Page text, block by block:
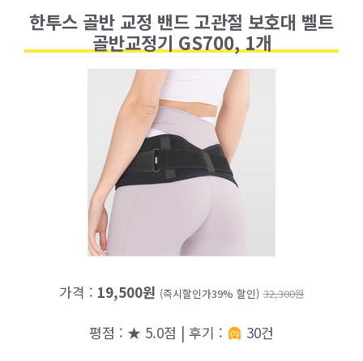
한투스 골반 교정 밴드 고관절 보호대 벨트
골반교정기 GS700, 1개
가격 : 19,500원 (즉시할인가39% 할인) 32,300원
평점 : ★ 5.0점 | 후기 : 30건